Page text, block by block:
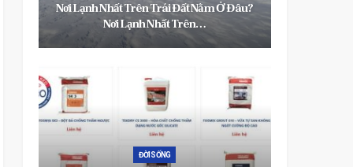
Nơi Lạnh Nhất Trên Trái Đất Nằm Ở Đâu?
Nơi Lạnh Nhất Trên…
ĐỜI SỐNG